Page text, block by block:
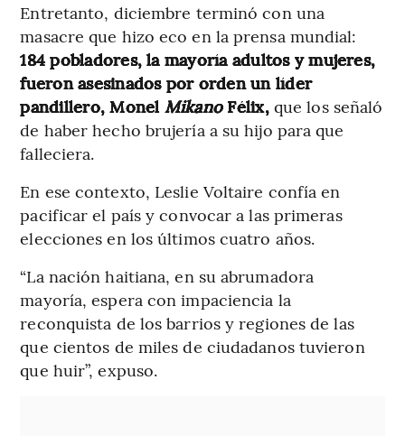
Entretanto, diciembre terminó con una
masacre que hizo eco en la prensa mundial:
184 pobladores, la mayoría adultos y mujeres,
fueron asesinados por orden un líder
pandillero, Monel MikanoFélix,que los señaló
de haber hecho brujería a su hijo para que
falleciera.
En ese contexto, Leslie Voltaire confía en
pacificar el país y convocar a las primeras
elecciones en los últimos cuatro años.
“La nación haitiana, en su abrumadora
mayoría, espera con impaciencia la
reconquista de los barrios y regiones de las
que cientos de miles de ciudadanos tuvieron
que huir”, expuso.